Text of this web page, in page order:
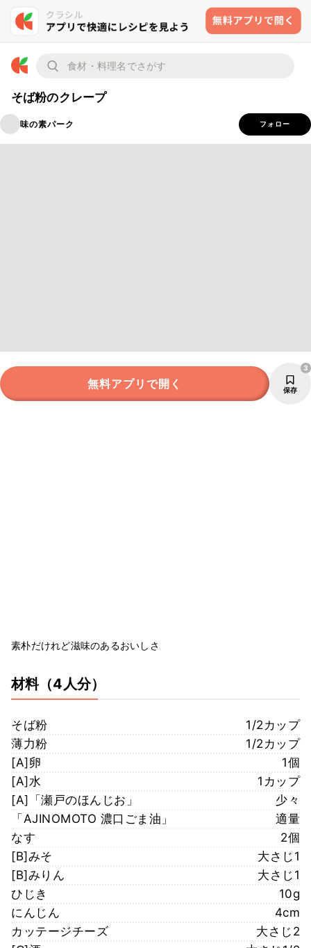
そば粉のクレープ
味の素パーク フォロー
無料アプリで開く 保存
3
素朴だけれど滋味のあるおいしさ
材料（4人分）
そば粉
1/2カップ
薄力粉
1/2カップ
[A]卵
1個
[A]水
1カップ
[A]「瀬戸のほんじお」
少々
「AJINOMOTO 濃口ごま油」
適量
なす
2個
[B]みそ
大さじ1
[B]みりん
大さじ1
ひじき
10g
にんじん
4cm
カッテージチーズ
大さじ2